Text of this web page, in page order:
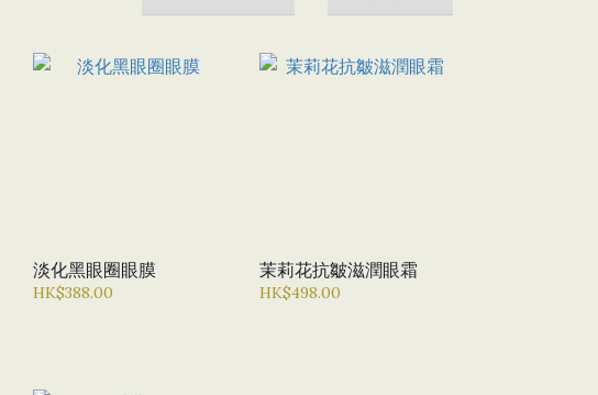
淡化黑眼圈眼膜
HK$388.00
茉莉花抗皺滋潤眼霜
HK$498.00